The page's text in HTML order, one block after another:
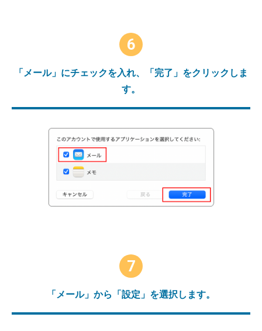
6
「メール」にチェックを入れ、「完了」をクリックしま
す。
7
「メール」から「設定」を選択します。